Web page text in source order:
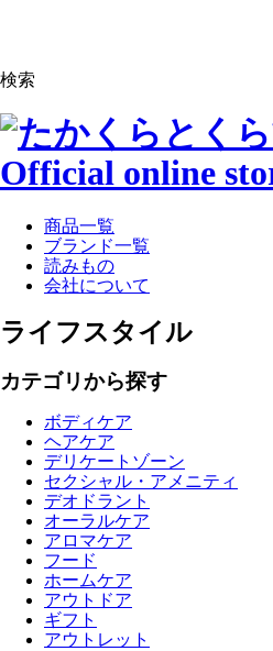
検索
商品一覧
ブランド一覧
読みもの
会社について
ライフスタイル
カテゴリから探す
ボディケア
ヘアケア
デリケートゾーン
セクシャル・アメニティ
デオドラント
オーラルケア
アロマケア
フード
ホームケア
アウトドア
ギフト
アウトレット